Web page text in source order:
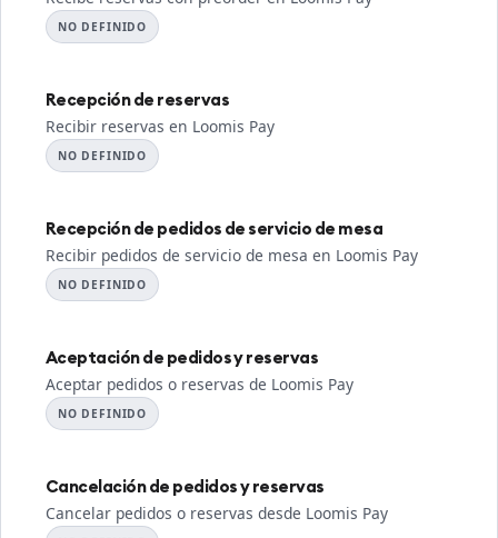
NO DEFINIDO
Recepción de reservas
Recibir reservas en Loomis Pay
NO DEFINIDO
Recepción de pedidos de servicio de mesa
Recibir pedidos de servicio de mesa en Loomis Pay
NO DEFINIDO
Aceptación de pedidos y reservas
Aceptar pedidos o reservas de Loomis Pay
NO DEFINIDO
Cancelación de pedidos y reservas
Cancelar pedidos o reservas desde Loomis Pay